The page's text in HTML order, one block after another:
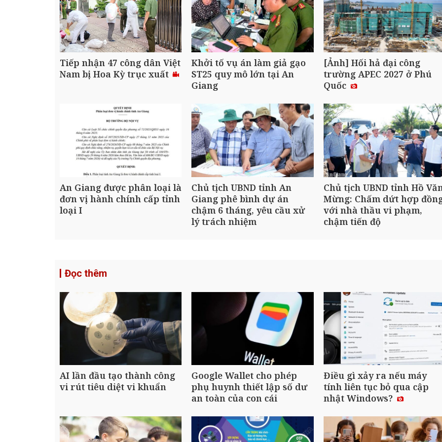
Tiếp nhận 47 công dân Việt
Nam bị Hoa Kỳ trục xuất
Khởi tố vụ án làm giả gạo
ST25 quy mô lớn tại An
Giang
[Ảnh] Hối hả đại công
trường APEC 2027 ở Phú
Quốc
An Giang được phân loại là
đơn vị hành chính cấp tỉnh
loại I
Chủ tịch UBND tỉnh An
Giang phê bình dự án
chậm 6 tháng, yêu cầu xử
lý trách nhiệm
Chủ tịch UBND tỉnh Hồ
Mừng: Chấm dứt hợp
với nhà thầu vi phạm,
chậm tiến độ
Đọc thêm
AI lần đầu tạo thành công
vi rút tiêu diệt vi khuẩn
Google Wallet cho phép
phụ huynh thiết lập số dư
an toàn của con cái
Điều gì xảy ra nếu máy
tính liên tục bỏ qua cập
nhật Windows?